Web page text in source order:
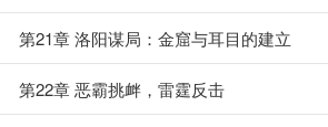
第21章 洛阳谋局：金窟与耳目的建立
第22章 恶霸挑衅，雷霆反击